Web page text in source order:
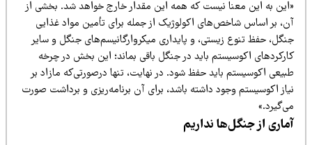
به این معنا نیست که همه این مقدار خارج خواهد شد. بخشی از
بر اساس شاخص‌های اکولوژیک از جمله برای تأمین مواد غذایی
حفظ تنوع زیستی، و پایداری میکروارگانیسم‌های جنگل و سایر
اکوسیستم باید در جنگل باقی بماند؛ این بخش در چرخه
اکوسیستم باید حفظ شود. در نهایت، تنها درصورتی‌که مازاد بر
اکوسیستم وجود داشته باشد، برای آن برنامه‌ریزی و برداشت صورت
از جنگل‌ها نداریم